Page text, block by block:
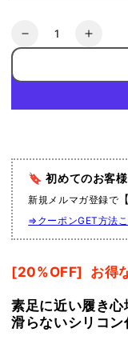
量
20%OFF[ToeSox]
ク
Low
Rise
ロ
イ
（Half-
Toe
ク
Low
Rise
ロ
イ
（
Toe
🔖 初めてのお客
新規メルマガ登録で 【
⇒クーポンGET方法
[20%OFF] お得
素足に近い履き心
滑らないシリコ